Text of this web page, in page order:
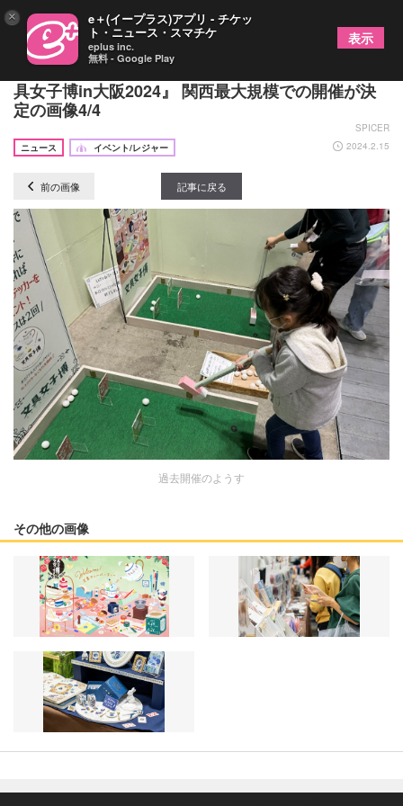
100社以上の出店・50,000点超の文具が集結 『文
具女子博in大阪2024』 関西最大規模での開催が決
定の画像4/4
SPICER
ニュース
イベント/レジャー 2024.2.15
前の画像 記事に戻る
過去開催のようす
その他の画像
× e＋(イープラス)アプリ - チケッ
ト・ニュース・スマチケ
eplus inc.
無料 - Google Play
表示